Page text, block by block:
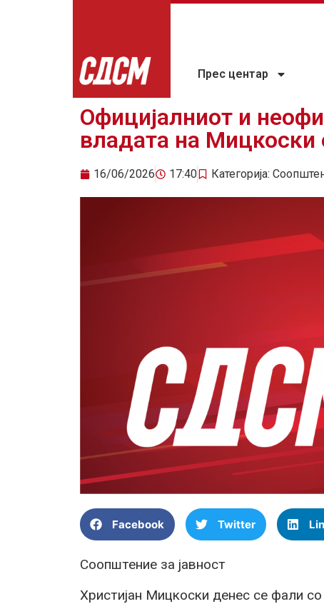
Прес центар
Официјалниот и
владата на
16/06/2026 17:40 Категорија:
Facebook Twitter
Соопштение за јавност
Христијан Мицкоски денес се фали